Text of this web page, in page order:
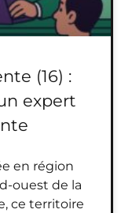
(16) :
expert
en région
ouest de la
ce territoire